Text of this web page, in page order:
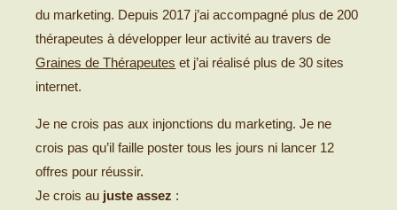
du marketing. Depuis 2017 j’ai accompagné plus de 200
thérapeutes à développer leur activité au travers de
Graines de Thérapeutes et j’ai réalisé plus de 30 sites
internet.
Je ne crois pas aux injonctions du marketing. Je ne
crois pas qu’il faille poster tous les jours ni lancer 12
offres pour réussir.
Je crois au juste assez :